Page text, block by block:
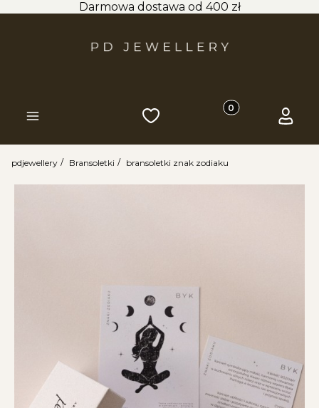
Darmowa dostawa od 400 zł
Menu Ulubione Produkty w
Koszyk Zaloguj
pdjewellery Bransoletki bransoletki znak zodiaku